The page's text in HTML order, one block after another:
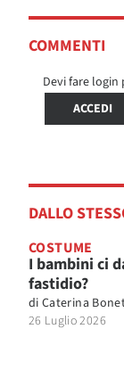
COMMENTI
Devi fare
ACCEDI
DALLO
COSTUME
I bambini ci
fastidio?
di Caterina
26 Luglio 2026